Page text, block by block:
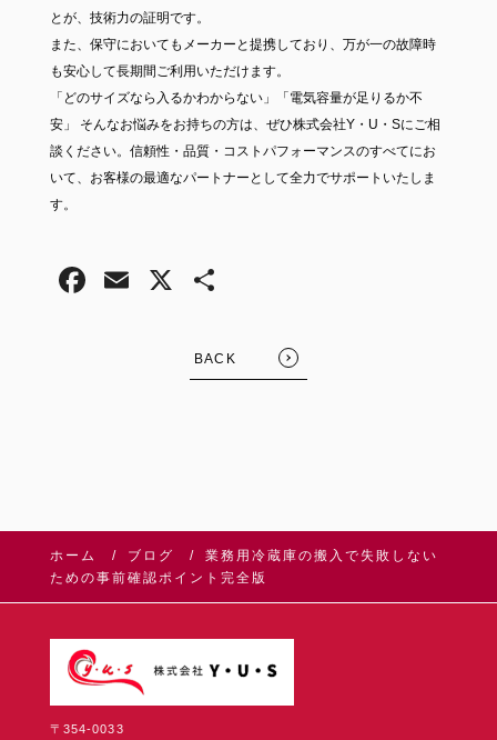
とが、技術力の証明です。
また、保守においてもメーカーと提携しており、万が一の故障時
も安心して長期間ご利用いただけます。
「どのサイズなら入るかわからない」「電気容量が足りるか不
安」 そんなお悩みをお持ちの方は、ぜひ株式会社Y・U・Sにご相
談ください。信頼性・品質・コストパフォーマンスのすべてにお
いて、お客様の最適なパートナーとして全力でサポートいたしま
す。
BACK
ホーム ブログ
業務用冷蔵庫の搬入で失敗しない
ための事前確認ポイント完全版
〒354-0033